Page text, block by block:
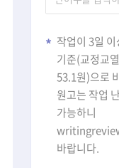
작업이 3일
기준(교정교
53.1원)으로
원고는 작업
가능하니
바랍니다.